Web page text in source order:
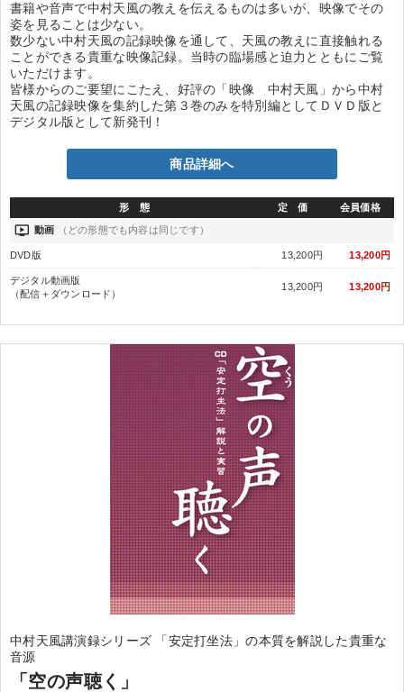
書籍や音声で中村天風の教えを伝えるものは多いが、映像でその
姿を見ることは少ない。
数少ない中村天風の記録映像を通して、天風の教えに直接触れる
ことができる貴重な映像記録。当時の臨場感と迫力とともにご覧
いただけます。
皆様からのご要望にこたえ、好評の「映像 中村天風」から中村
天風の記録映像を集約した第３巻のみを特別編としてＤＶＤ版と
デジタル版として新発刊！
商品詳細へ
形 態 定 価 会員価格
ondemand_video 動画 （どの形態でも内容は同じです）
DVD版 13,200円 13,200円
デジタル動画版
（配信＋ダウンロード）
13,200円 13,200円
中村天風講演録シリーズ 「安定打坐法」の本質を解説した貴重な
音源
「空の声聴く」